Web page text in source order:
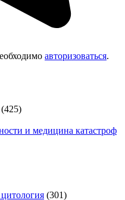
авторизоваться.
(425)
и медицина катастроф
(301)